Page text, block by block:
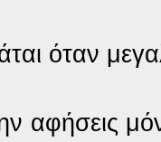
όταν
αφήσεις